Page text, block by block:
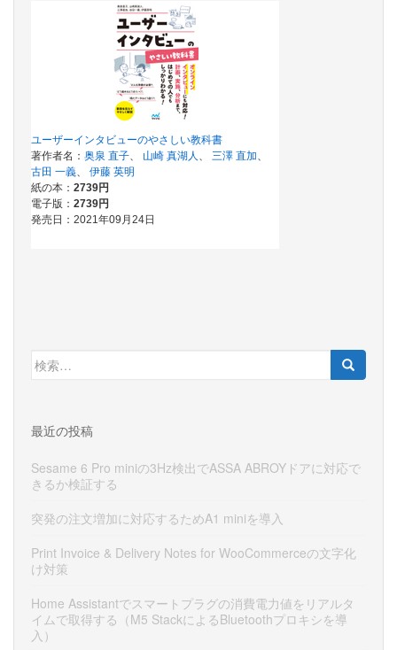
検
索:
最近の投稿
Sesame 6 Pro miniの3Hz検出でASSA ABROYドアに対応で
きるか検証する
突発の注文増加に対応するためA1 miniを導入
Print Invoice & Delivery Notes for WooCommerceの文字化
け対策
Home Assistantでスマートプラグの消費電力値をリアルタ
イムで取得する（M5 StackによるBluetoothプロキシを導
入）